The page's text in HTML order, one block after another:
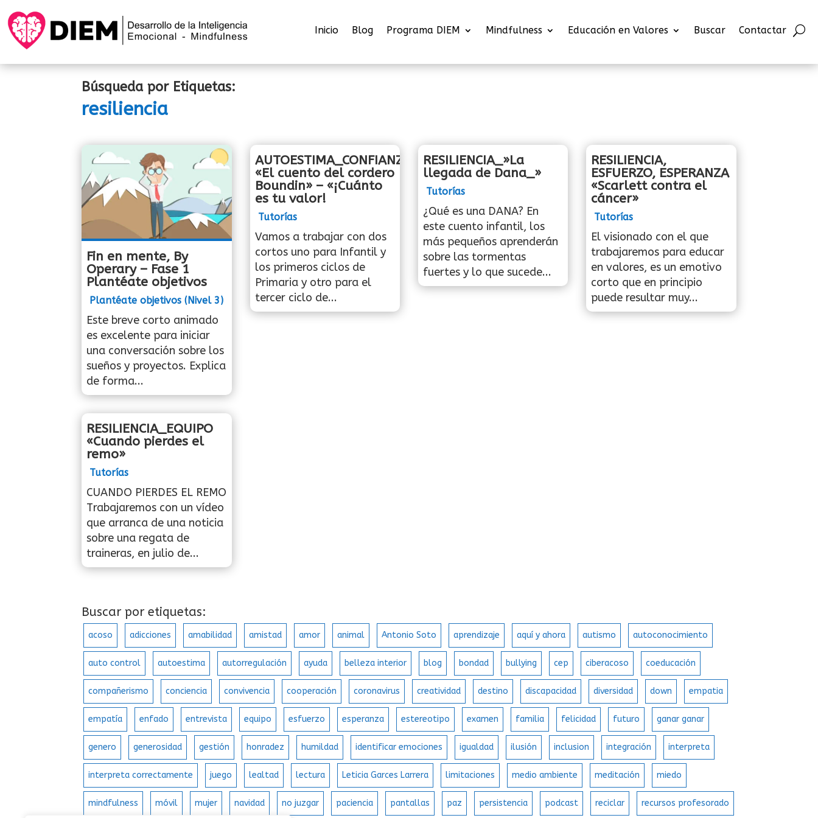
Inicio Blog Programa DIEM Mindfulness Educación en Valores Buscar Contactar
Búsqueda por Etiquetas:
resiliencia
Fin en mente, By
Operary – Fase 1
Plantéate objetivos
Plantéate objetivos (Nivel 3)
Este breve corto animado
es excelente para iniciar
una conversación sobre los
sueños y proyectos. Explica
de forma...
RESILIENCIA_EQUIPO
«Cuando pierdes el
remo»
Tutorías
CUANDO PIERDES EL REMO
Trabajaremos con un vídeo
que arranca de una noticia
sobre una regata de
traineras, en julio de...
AUTOESTIMA_CONFIANZA
«El cuento del cordero
Boundin» – «¡Cuánto
es tu valor!
Tutorías
Vamos a trabajar con dos
cortos uno para Infantil y
los primeros ciclos de
Primaria y otro para el
tercer ciclo de...
RESILIENCIA_»La
llegada de Dana_»
Tutorías
¿Qué es una DANA? En
este cuento infantil, los
más pequeños aprenderán
sobre las tormentas
fuertes y lo que sucede...
RESILIENCIA,
ESFUERZO, ESPERANZA
«Scarlett contra el
cáncer»
Tutorías
El visionado con el que
trabajaremos para educar
en valores, es un emotivo
corto que en principio
puede resultar muy...
Buscar por etiquetas:
acoso adicciones amabilidad amistad amor animal Antonio Soto aprendizaje aquí y ahora autismo autoconocimiento
auto control autoestima autorregulación ayuda belleza interior blog bondad bullying cep ciberacoso coeducación
compañerismo conciencia convivencia cooperación coronavirus creatividad destino discapacidad diversidad down empatia
empatía enfado entrevista equipo esfuerzo esperanza estereotipo examen familia felicidad futuro ganar ganar
genero generosidad gestión honradez humildad identificar emociones igualdad ilusión inclusion integración interpreta
interpreta correctamente juego lealtad lectura Leticia Garces Larrera limitaciones medio ambiente meditación miedo
mindfulness móvil mujer navidad no juzgar paciencia pantallas paz persistencia podcast reciclar recursos profesorado